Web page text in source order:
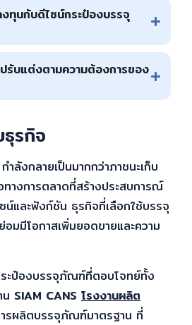
ทุนกับดีไซน์กระป๋องบรรจุ
รับแต่งตามความต้องการของ
รกิจ
ำลังกลายเป็นมากกว่าภาชนะเก็บ
ทางการตลาดที่สร้างประสบการณ์
น์และฟังก์ชัน ธุรกิจที่เลือกใช้บรรจุ
มมีโอกาสเพิ่มยอดขายและความ
ะป๋องบรรจุภัณฑ์ที่ตอบโจทย์ทั้ง
น SIAM CANS โรงงานผลิต
รผลิตบรรจุภัณฑ์มาตรฐาน ที่